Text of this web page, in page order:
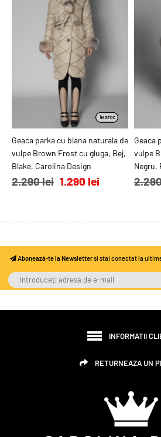
ADAUGĂ ÎN COŞ
Geaca parka cu blana naturala de
vulpe Brown Frost cu gluga, Bej,
Blake, Carolina Design
2.290 lei 1.290 lei
Geaca
vulpe
Negru,
Abonează-te la Newsletterși stai conectat la
INFORMATII
RETURNEAZA UN